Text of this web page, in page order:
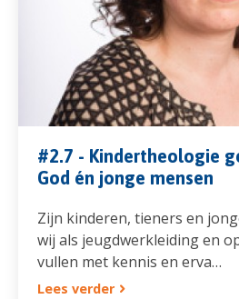
#2.7 - Kindertheologie
God én jonge mensen
Zijn kinderen, tieners en
wij als jeugdwerkleiding en
vullen met kennis en erva…
Lees verder